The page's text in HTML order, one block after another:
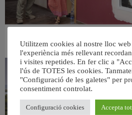
6 agost, 2026
Utilitzem cookies al nostre lloc
l'experiència més rellevant
i visites repetides. En fer clic a
l'ús de TOTES les cookies.
"Configuració de les galetes" per
consentiment controlat.
Configuració cookies Accepta tot